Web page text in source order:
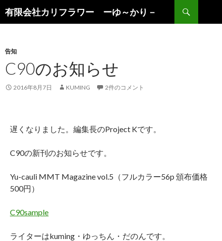
有限会社カリフラワー ーゆ～かり－
検
索
ン
ツ
へ
キ
告知
C90のお知らせ
2016年8月7日 KUMING 2件のコメント
遅くなりました。編集長のProject Kです。
C90の新刊のお知らせです。
Yu-cauli MMT Magazine vol.5（フルカラー56p 頒布価格
500円）
C90sample
ライターはkuming・ゆっちん・だのんです。